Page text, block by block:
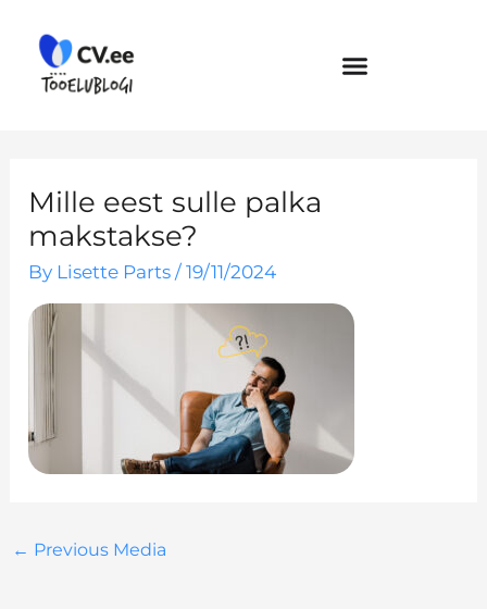
content
Mille eest sulle palka
makstakse?
By Lisette Parts/19/11/2024
← Previous Media